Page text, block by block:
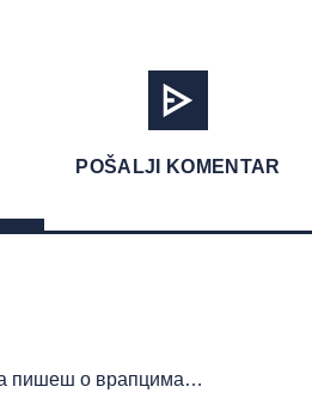
POŠALJI KOMENTAR
пишеш о врапцима…